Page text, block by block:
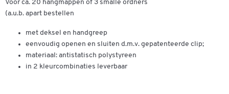
Voor ca. 20 hangmappen of 3 smalle ordners
(a.u.b. apart bestellen
met deksel en handgreep
eenvoudig openen en sluiten d.m.v. gepatenteerde clip;
materiaal: antistatisch polystyreen
in 2 kleurcombinaties leverbaar